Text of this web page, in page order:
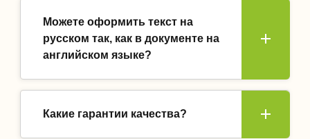
Можете оформить текст на
русском так, как в документе на
английском языке?
Какие гарантии качества?